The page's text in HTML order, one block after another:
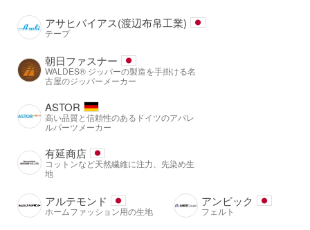
アサヒバイアス(渡辺布帛工業)
テープ
朝日ファスナー
WALDES® ジッパーの製造を手掛ける名
古屋のジッパーメーカー
ASTOR
高い品質と信頼性のあるドイツのアパレ
ルパーツメーカー
有延商店
コットンなど天然繊維に注力、先染め生
地
アルテモンド
ホームファッション用の生地
アンビック
フェルト